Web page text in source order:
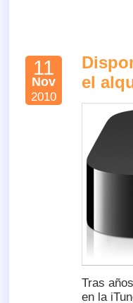
el
11
Nov
2010
Tras
en la